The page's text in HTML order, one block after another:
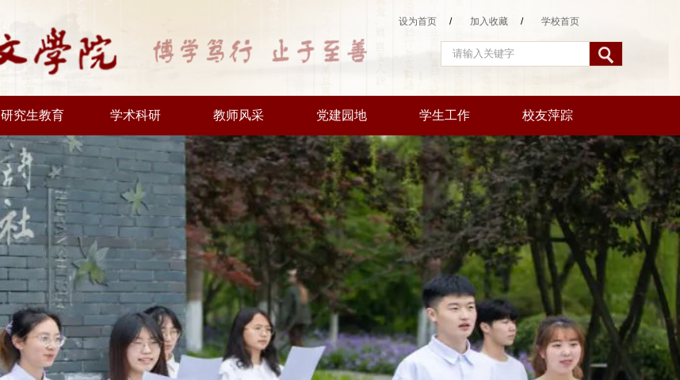
设为首页 / 加入收藏 / 学校首页
研究生教育 学术科研 教师风采 党建园地 学生工作 校友萍踪